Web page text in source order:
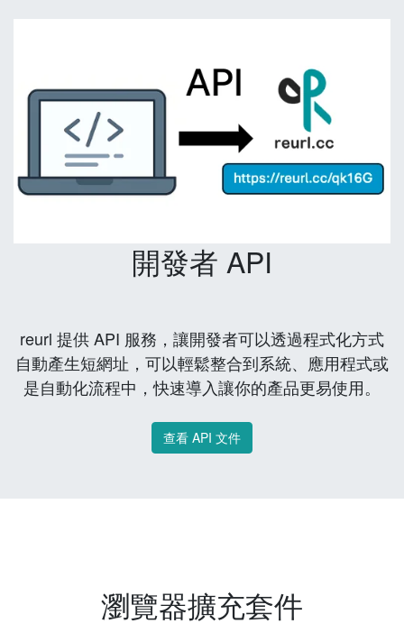
開發者 API
reurl 提供 API 服務，讓開發者可以透過程式化方式
自動產生短網址，可以輕鬆整合到系統、應用程式或
是自動化流程中，快速導入讓你的產品更易使用。
查看 API 文件
瀏覽器擴充套件